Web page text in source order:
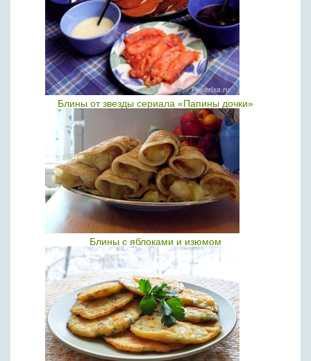
Блины от звезды сериала «Папины дочки»
Блины с яблоками и изюмом